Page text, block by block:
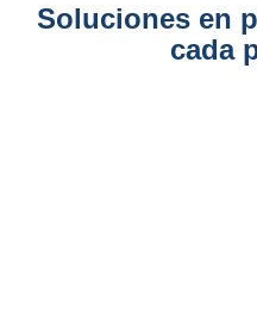
Soluciones en
cada